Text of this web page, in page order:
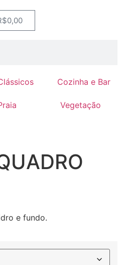
0,00
Cozinha e Bar
Vegetação
e fundo.